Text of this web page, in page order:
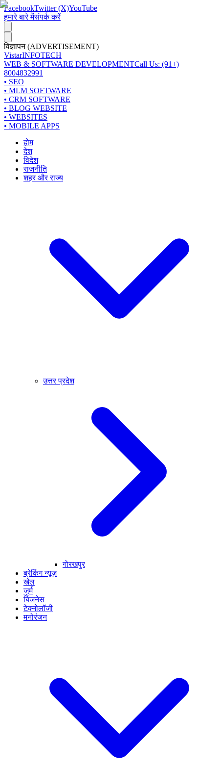
FacebookTwitter (X)YouTube
हमारे बारे मेंसंपर्क करें
विज्ञापन (ADVERTISEMENT)
VistarINFOTECH
WEB & SOFTWARE DEVELOPMENTCall Us: (91+)
8004832991
• SEO
• MLM SOFTWARE
• CRM SOFTWARE
• BLOG WEBSITE
• WEBSITES
• MOBILE APPS
होम
देश
विदेश
राजनीति
शहर और राज्य
उत्तर प्रदेश
गोरखपुर
ब्रेकिंग न्यूज़
खेल
जुर्म
बिजनेस
टेक्नोलॉजी
मनोरंजन